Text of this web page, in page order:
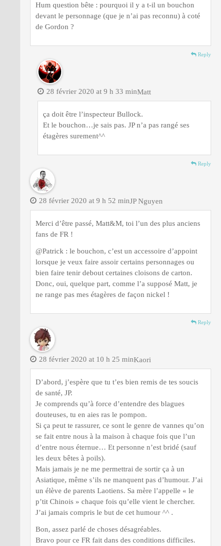
Hum question bête : pourquoi il y a t-il un bouchon
devant le personnage (que je n’ai pas reconnu) à coté
de Gordon ?
Reply
Matt
28 février 2020 at 9 h 33 min
ça doit être l’inspecteur Bullock.
Et le bouchon…je sais pas. JP n’a pas rangé ses
étagères surement^^
Reply
JP Nguyen
28 février 2020 at 9 h 52 min
Merci d’être passé, Matt&M, toi l’un des plus anciens
fans de FR !
@Patrick : le bouchon, c’est un accessoire d’appoint
lorsque je veux faire assoir certains personnages ou
bien faire tenir debout certaines cloisons de carton.
Donc, oui, quelque part, comme l’a supposé Matt, je
ne range pas mes étagères de façon nickel !
Reply
Kaori
28 février 2020 at 10 h 25 min
D’abord, j’espère que tu t’es bien remis de tes soucis
de santé, JP.
Je comprends qu’à force d’entendre des blagues
douteuses, tu en aies ras le pompon.
Si ça peut te rassurer, ce sont le genre de vannes qu’on
se fait entre nous à la maison à chaque fois que l’un
d’entre nous éternue… Et personne n’est bridé (sauf
les deux bêtes à poils).
Mais jamais je ne me permettrai de sortir ça à un
Asiatique, même s’ils ne manquent pas d’humour. J’ai
un élève de parents Laotiens. Sa mère l’appelle « le
p’tit Chinois » chaque fois qu’elle vient le chercher.
J’ai jamais compris le but de cet humour ^^ .
Bon, assez parlé de choses désagréables.
Bravo pour ce FR fait dans des conditions difficiles.